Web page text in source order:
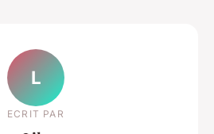
L
ECRIT PAR